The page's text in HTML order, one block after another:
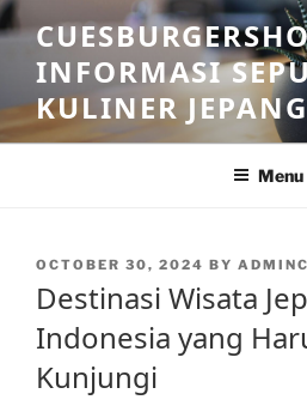
Skip
to
contentINFORMASI
KULINER
Menu
POSTED
OCTOBER 30, 2024 BY
Destinasi Wisata
Indonesia yang
Kunjungi